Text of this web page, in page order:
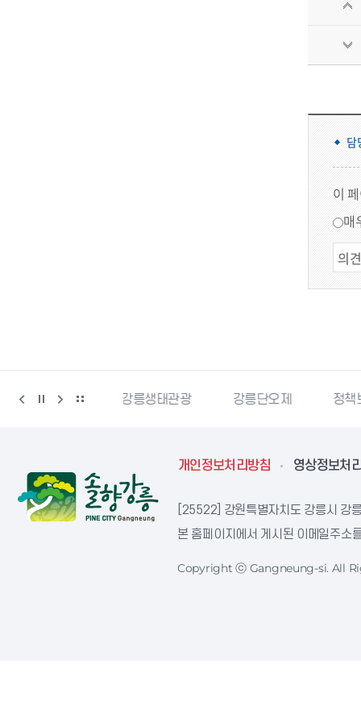
담
이
매
강릉생태관광 강릉단오제 정책브리핑 강원
개인정보처리방침 영상정보처
[25522] 강원특별자치도 강릉시 강
본 홈페이지에서 게시된 이메일주소
Copyright ⓒ Gangneung-si. All